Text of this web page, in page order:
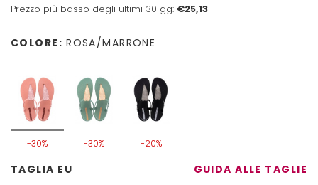
Prezzo più basso degli ultimi 30 gg: €25,13
COLORE: ROSA/MARRONE
-30% -30% -20%
TAGLIA EU GUIDA ALLE TAGLIE